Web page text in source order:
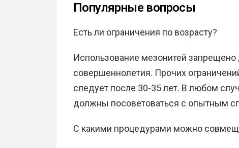
Популярные вопросы
Есть ли ограничения по возрасту?
Использование мезонитей
совершеннолетия. Прочих
следует после 30-35 лет. В любом
должны посоветоваться с опытным
С какими процедурами можно